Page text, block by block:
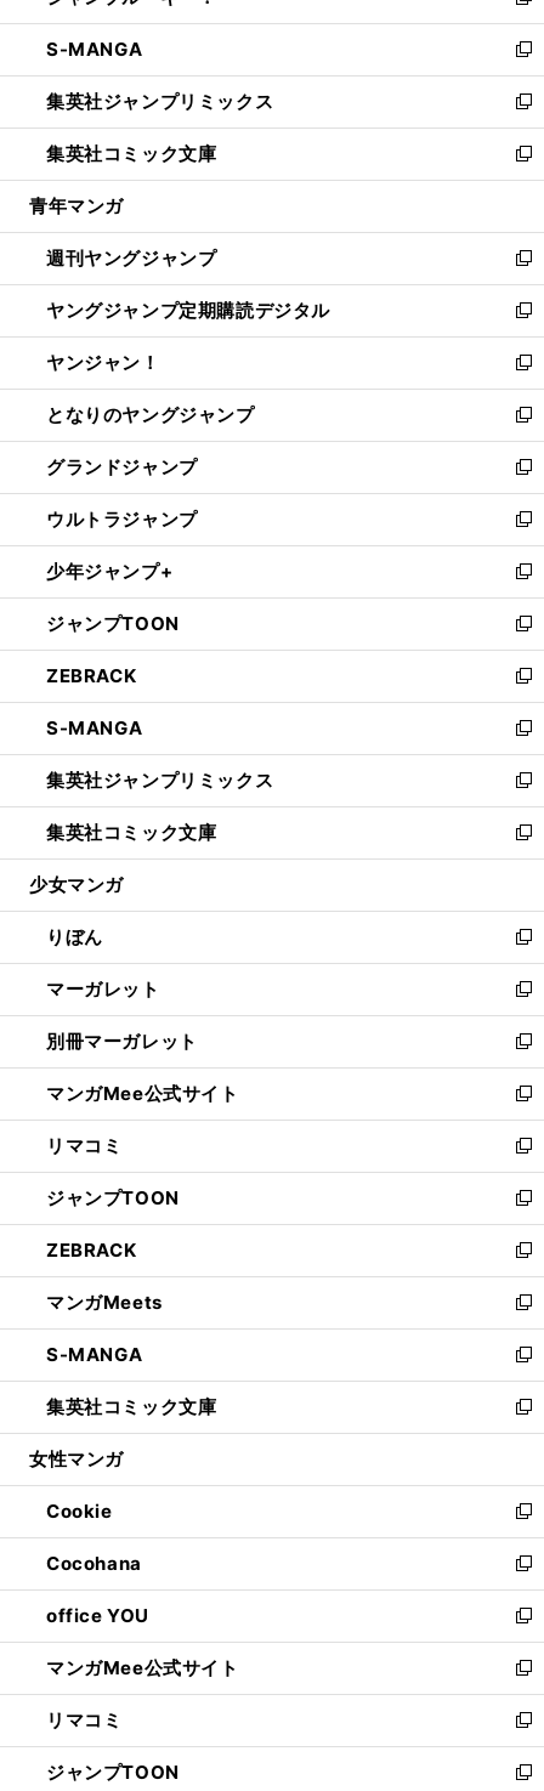
開
く
ウ
で
開
く
ン
ド
ウ
で
開
く
ウ
ィ
ン
ド
ウ
で
開
し
い
ウ
ィ
ン
ド
ウ
開
く
S-MANGA
新
し
い
ウ
ィ
ン
ウ
で
開
く
集英社ジャンプリミックス
新
し
い
ウ
ン
ド
ウ
で
開
く
集英社コミック文庫
新
し
ウ
ィ
ン
ド
ウ
で
開
く
青年マンガ
週刊ヤングジャンプ
新
し
い
ウ
ィ
ン
ド
ウ
で
開
く
ヤングジャンプ定期購読デジタル
新
し
い
ウ
ィ
ン
ド
ウ
で
開
く
ヤンジャン！
新
し
い
ウ
ィ
ン
ド
ウ
で
開
く
となりのヤングジャンプ
新
し
い
ウ
ィ
ン
ド
ウ
で
開
く
グランドジャンプ
新
し
い
ウ
ィ
ン
ド
ウ
で
開
く
ウルトラジャンプ
新
し
い
ウ
ィ
ン
ド
ウ
で
開
く
少年ジャンプ+
新
し
い
ウ
ィ
ン
ド
ウ
で
開
く
ジャンプTOON
新
し
い
ウ
ィ
ン
ド
ウ
で
開
ZEBRACK
新
し
い
ウ
ィ
ン
ド
ウ
開
く
S-MANGA
新
し
い
ウ
ィ
ン
ウ
で
開
く
集英社ジャンプリミックス
新
し
い
ウ
ン
ド
ウ
で
開
く
集英社コミック文庫
新
し
ウ
ィ
ン
ド
ウ
で
開
く
少女マンガ
りぼん
新
し
い
ウ
ィ
ン
ド
ウ
で
開
く
マーガレット
新
し
い
ウ
ィ
ン
ド
ウ
で
開
く
別冊マーガレット
新
し
い
ウ
ィ
ン
ド
ウ
で
開
く
マンガMee公式サイト
新
し
い
ウ
ィ
ン
ド
ウ
で
開
く
リマコミ
新
し
い
ウ
ィ
ン
ド
ウ
で
開
く
ジャンプTOON
新
し
い
ウ
ィ
ン
ド
ウ
で
開
ZEBRACK
新
し
い
ウ
ィ
ン
ド
ウ
開
く
マンガMeets
新
し
い
ウ
ィ
ン
ウ
で
開
く
S-MANGA
新
し
い
ウ
ン
ド
ウ
で
開
く
集英社コミック文庫
新
し
ウ
ィ
ン
ド
ウ
で
開
く
女性マンガ
Cookie
新
し
い
ウ
ィ
ン
ド
ウ
で
開
く
Cocohana
新
し
い
ウ
ィ
ン
ド
ウ
で
office YOU
新
し
い
ウ
ィ
ン
ド
マンガMee公式サイト
新
し
い
ウ
ィ
リマコミ
新
し
い
ジャンプTOON 新